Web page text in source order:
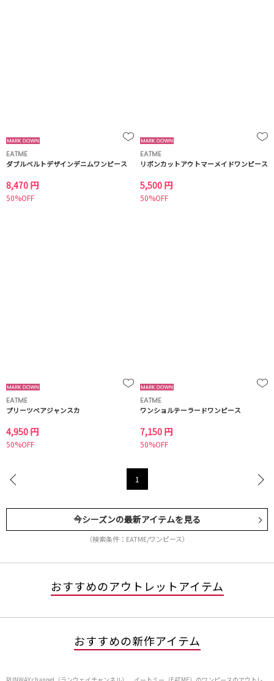
EATME
ダブルベルトデザインデニムワンピース
8,470 円
50%OFF
EATME
リボンカットアウトマーメイドワンピース
5,500 円
50%OFF
EATME
プリーツベアジャンスカ
4,950 円
50%OFF
EATME
ワンショルテーラードワンピース
7,150 円
50%OFF
1
今シーズンの最新アイテムを見る
（検索条件：EATME/ワンピース）
おすすめのアウトレットアイテム
おすすめの新作アイテム